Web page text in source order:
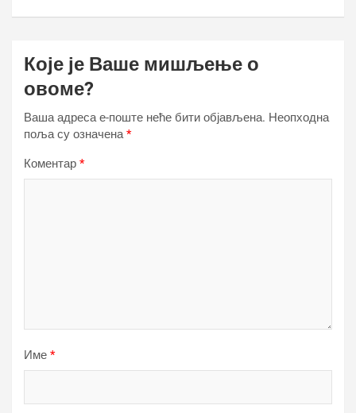
Које је Ваше мишљење о
овоме?
Ваша адреса е-поште неће бити објављена. Неопходна
поља су означена*
Коментар *
Име *